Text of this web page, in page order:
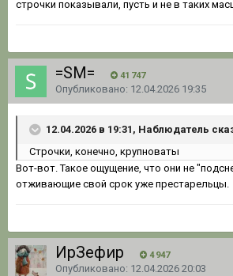
строчки показывали, пусть и не в таких
=SM= 41 747
Опубликовано: 12.04.2026 19:35
12.04.2026 в 19:31, Наблюдатель
Строчки, конечно, крупноваты
Вот-вот. Такое ощущение, что они не
отживающие свой срок уже престарельцы.
ИрЗефир 4 947
Опубликовано: 12.04.2026 20:03